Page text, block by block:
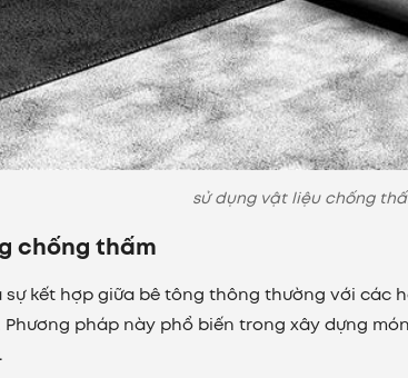
sử dụng vật liệu chống
chống thấm
kết hợp giữa bê tông thông thường với các
pháp này phổ biến trong xây dựng